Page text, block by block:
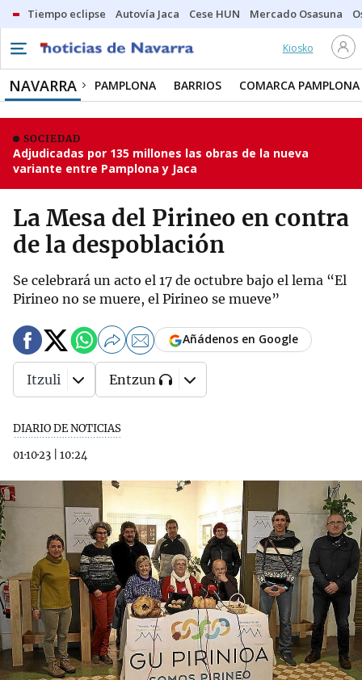
Tiempo eclipse Autovía Jaca Cese HUN Mercado Osasuna
Kiosko
NAVARRA PAMPLONA BARRIOS COMARCA PAMPLONA
SOCIEDAD
Adjudicadas por 135 millones las obras de la nueva
variante entre Pamplona y Jaca
La Mesa del Pirineo en contra
de la despoblación
Se celebrará un acto el 17 de octubre bajo el lema “El
Pirineo no se muere, el Pirineo se mueve”
DIARIO DE NOTICIAS
01·10·23
10:24
Añádenos en Google
Itzuli Entzun